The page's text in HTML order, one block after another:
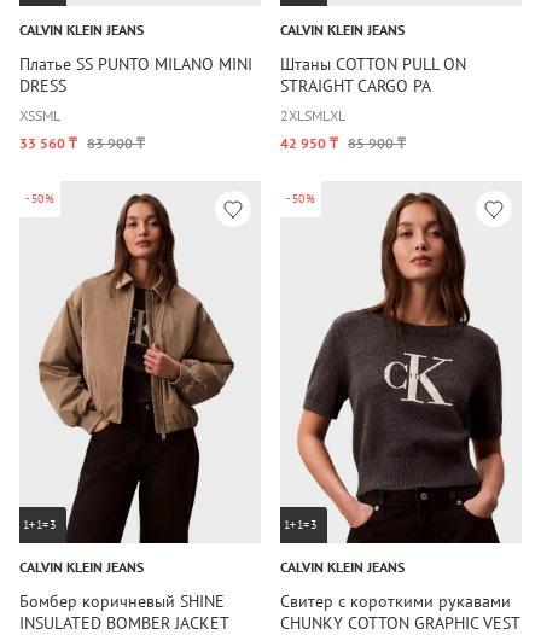
CALVIN KLEIN JEANS
Платье SS PUNTO MILANO MINI
DRESS
XSSML
33 560 ₸ 83 900 ₸
CALVIN KLEIN JEANS
Штаны COTTON PULL ON
STRAIGHT CARGO PA
2XLSMLXL
42 950 ₸ 85 900 ₸
-50%
1+1=3
CALVIN KLEIN JEANS
Бомбер коричневый SHINE
INSULATED BOMBER JACKET
-50%
1+1=3
CALVIN KLEIN JEANS
Свитер с короткими рукавами
CHUNKY COTTON GRAPHIC VEST